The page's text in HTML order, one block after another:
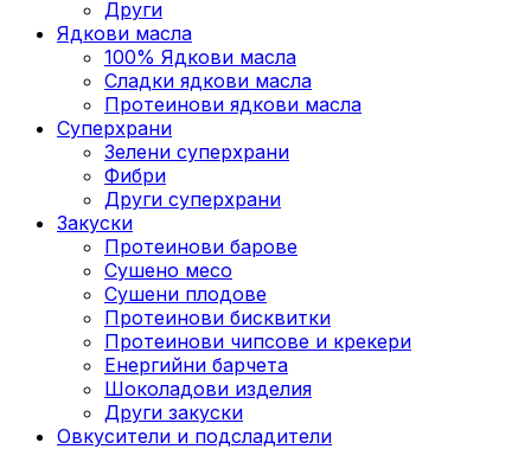
Други
Ядкови масла
100% Ядкови масла
Сладки ядкови масла
Протеинови ядкови масла
Суперхрани
Зелени суперхрани
Фибри
Други суперхрани
3акуски
Протеинови бaрове
Сушено месо
Сушени плодове
Протеинови бисквитки
Протеинови чипсове и крекери
Енергийни барчета
Шоколадови изделия
Други закуски
Овкусители и подсладители